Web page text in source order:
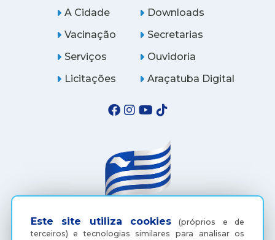
Este site utiliza cookies (próprios e de
terceiros) e tecnologias similares para analisar os
A Cidade
Downloads
Vacinação
Serviços
Licitações
Secretarias
Ouvidoria
Araçatuba Digital
(18) 3607-6500